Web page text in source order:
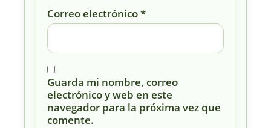
Correo electrónico*
Guarda mi nombre, correo
electrónico y web en este
navegador para la próxima vez que
comente.